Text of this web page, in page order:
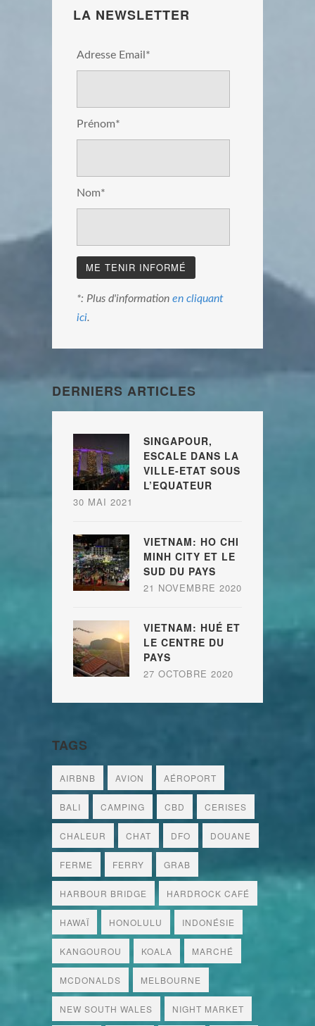
LA NEWSLETTER
Adresse Email*
Prénom*
Nom*
*: Plus d'information en cliquant
ici.
DERNIERS ARTICLES
SINGAPOUR,
ESCALE DANS LA
VILLE-ETAT SOUS
L’EQUATEUR
30 MAI 2021
VIETNAM: HO CHI
MINH CITY ET LE
SUD DU PAYS
21 NOVEMBRE 2020
VIETNAM: HUÉ ET
LE CENTRE DU
PAYS
27 OCTOBRE 2020
TAGS
AIRBNB AVION AÉROPORT
BALI CAMPING CBD CERISES
CHALEUR CHAT DFO DOUANE
FERME FERRY GRAB
HARBOUR BRIDGE HARDROCK CAFÉ
HAWAÏ HONOLULU INDONÉSIE
KANGOUROU KOALA MARCHÉ
MCDONALDS MELBOURNE
NEW SOUTH WALES NIGHT MARKET